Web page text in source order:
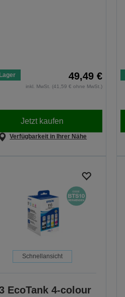
49,49 €
inkl. MwSt. (41,59 € ohne MwSt.)
Jetzt kaufen
Verfügbarkeit in Ihrer Nähe
Schnellansicht
EcoTank 4-colour